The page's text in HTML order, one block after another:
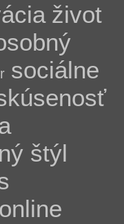
život
sociálne
štýl
online